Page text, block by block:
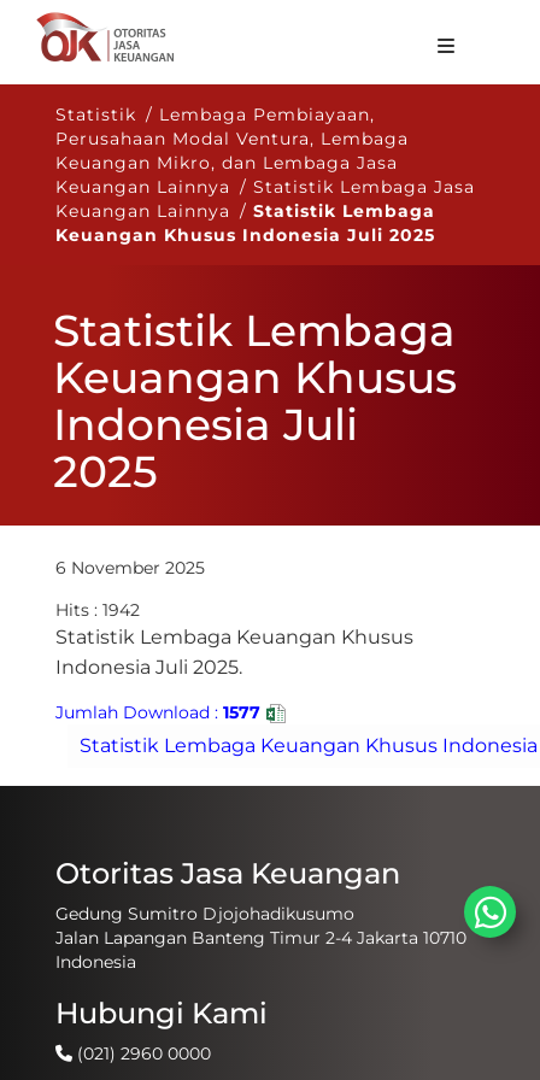
Tentang OJK
Fungsi Utama
Publikasi
Regulasi
Layanan
Karir
Statistik / Lembaga Pembiayaan,
Perusahaan Modal Ventura, Lembaga
Keuangan Mikro, dan Lembaga Jasa
Keuangan Lainnya / Statistik Lembaga Jasa
Keuangan Lainnya /Statistik Lembaga
Keuangan Khusus Indonesia Juli 2025
Statistik Lembaga
Keuangan Khusus
Indonesia Juli
2025
6 November 2025
Hits : 1942
​​Statistik Lembaga Keuangan Khusus
Indonesia Juli 2025.​​
Jumlah Download :1577
Otoritas Jasa Keuangan
Gedung Sumitro Djojohadikusumo
Jalan Lapangan Banteng Timur 2-4 Jakarta 10710
Indonesia
Hubungi Kami
(021) 2960 0000